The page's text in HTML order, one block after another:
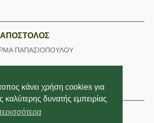
κάνει χρήση cookies για
καλύτερης δυνατής εμπειρίας
ΑΠΟΣΤΟΛΟΣ
ΠΑΠΑΣΙΟΠΟΥΛΟΥ